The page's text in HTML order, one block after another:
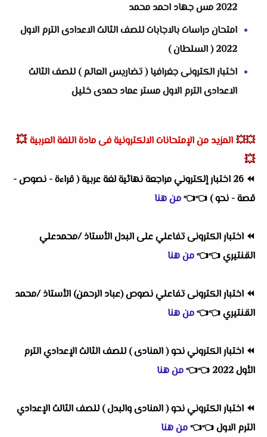
2022 مس جهاد احمد محمد
امتحان دراسات بالاجابات للصف الثالث الاعدادى الترم الاول
2022 ( السلطان )
اختبار الكترونى جغرافيا ( تضاريس العالم ) للصف الثالث
الاعدادى الترم الاول مستر عماد حمدى خليل
💥💥 المزيد من الإمتحانات الالكترونية فى مادة اللغة العربية 💥
💥
⏪
26 اختبار إلكتروني مراجعة نهائية لغة عربية ( قراءة - نصوص -
قصة - نحو ) 👈
👈من هنا
⏪ اختبار الكترونى تفاعلي على البدل الأستاذ /محمدعلي
القنتيري👈
👈من هنا
⏪ اختبار الكترونى تفاعلي نصوص (عباد الرحمن) الأستاذ /محمد
القنتيري👈
👈من هنا
⏪ اختبار الكتروني نحو ( المنادى ) للصف الثالث الإعدادي الترم
الأول 2022
👈
👈من هنا
⏪ اختبار الكتروني نحو ( المنادى والبدل ) للصف الثالث الإعدادي
الترم الاول👈
👈من هنا